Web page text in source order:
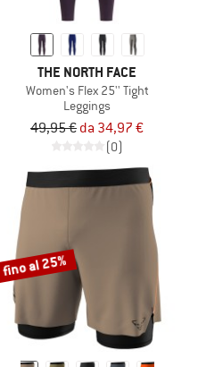
THE NORTH FACE
Women's Flex 25'' Tight
Leggings
49,95 € da 34,97 €
(0)
fino al 25%